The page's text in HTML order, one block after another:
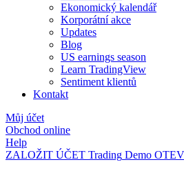
Ekonomický kalendář
Korporátní akce
Updates
Blog
US earnings season
Learn TradingView
Sentiment klientů
Kontakt
Můj účet
Obchod online
Help
ZALOŽIT ÚČET Trading Demo